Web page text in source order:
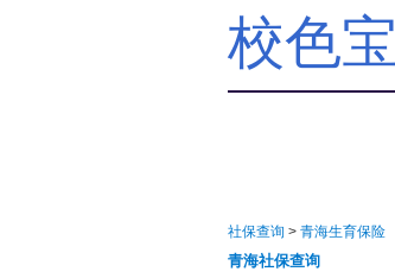
校色宝
社保查询 > 青海生育保险
青海社保查询